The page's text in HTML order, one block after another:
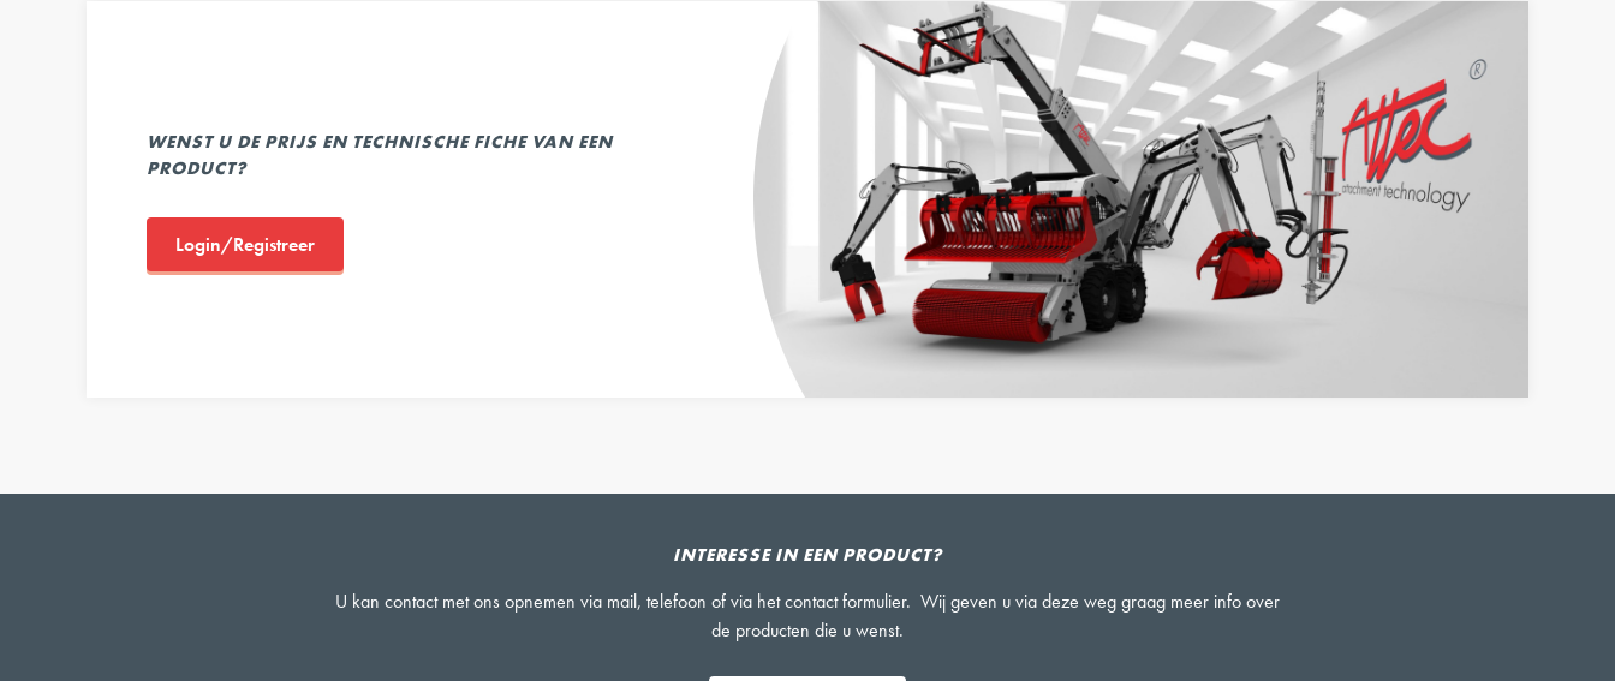
WENST U DE PRIJS EN TECHNISCHE FICHE VAN EEN
PRODUCT?
Login/Registreer
INTERESSE IN EEN PRODUCT?
U kan contact met ons opnemen via mail, telefoon of via het contact formulier. Wij geven u via deze weg graag meer info over
de producten die u wenst.